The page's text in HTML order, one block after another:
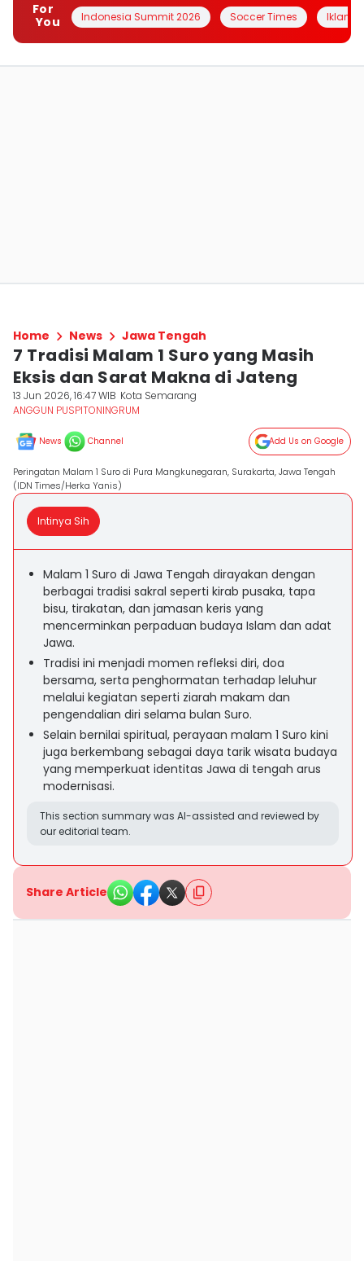
For
You
Indonesia Summit 2026 Soccer Times Iklanin
Home News Jawa Tengah
7 Tradisi Malam 1 Suro yang Masih
Eksis dan Sarat Makna di Jateng
13 Jun 2026, 16:47 WIB Kota Semarang
ANGGUN PUSPITONINGRUM
News Channel Add Us on Google
Peringatan Malam 1 Suro di Pura Mangkunegaran, Surakarta, Jawa Tengah
(IDN Times/Herka Yanis)
Intinya Sih
Malam 1 Suro di Jawa Tengah dirayakan dengan
berbagai tradisi sakral seperti kirab pusaka, tapa
bisu, tirakatan, dan jamasan keris yang
mencerminkan perpaduan budaya Islam dan adat
Jawa.
Tradisi ini menjadi momen refleksi diri, doa
bersama, serta penghormatan terhadap leluhur
melalui kegiatan seperti ziarah makam dan
pengendalian diri selama bulan Suro.
Selain bernilai spiritual, perayaan malam 1 Suro kini
juga berkembang sebagai daya tarik wisata budaya
yang memperkuat identitas Jawa di tengah arus
modernisasi.
This section summary was AI-assisted and reviewed by
our editorial team.
Share Article